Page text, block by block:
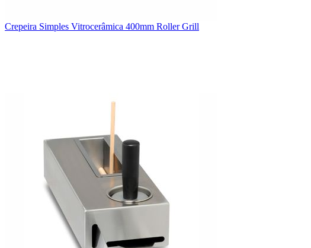
Crepeira Simples Vitrocerâmica 400mm Roller Grill